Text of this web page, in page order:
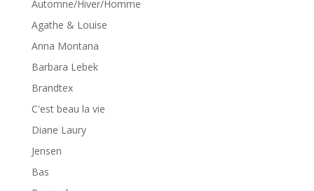
Automne/Hiver/Homme
Agathe & Louise
Anna Montana
Barbara Lebek
Brandtex
C'est beau la vie
Diane Laury
Jensen
Bas